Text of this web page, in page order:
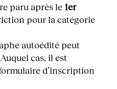
paru après le 1er
pour la catégorie
autoédité peut
Auquel cas, il est
d’inscription